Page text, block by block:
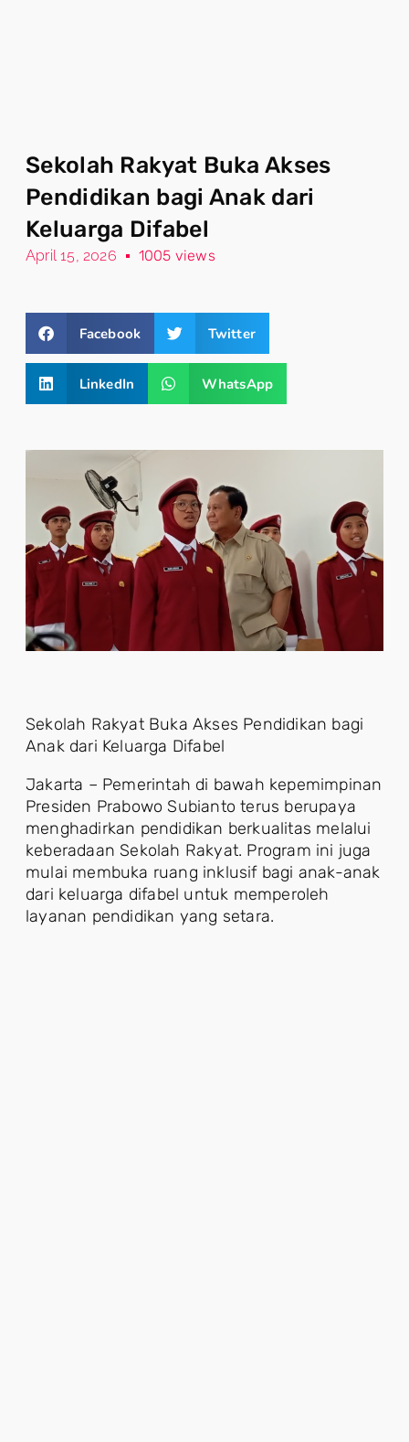
Sekolah Rakyat Buka Akses
Pendidikan bagi Anak dari
Keluarga Difabel
April 15, 2026 1005 views
Facebook Twitter
LinkedIn WhatsApp
Sekolah Rakyat Buka Akses Pendidikan bagi
Anak dari Keluarga Difabel
Jakarta – Pemerintah di bawah kepemimpinan
Presiden Prabowo Subianto terus berupaya
menghadirkan pendidikan berkualitas melalui
keberadaan Sekolah Rakyat. Program ini juga
mulai membuka ruang inklusif bagi anak-anak
dari keluarga difabel untuk memperoleh
layanan pendidikan yang setara.